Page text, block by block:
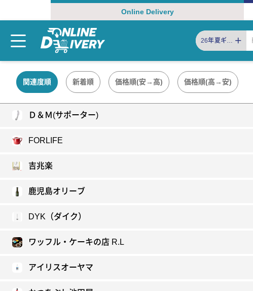
Online Delivery
26年夏ギフ
ト(酒)
関連度順 新着順 価格順(安→高) 価格順(高→安)
Ｄ＆Ｍ(サポーター)
FORLIFE
吉兆楽
鹿児島オリーブ
DYK（ダイク）
ワッフル・ケーキの店 R.L
アイリスオーヤマ